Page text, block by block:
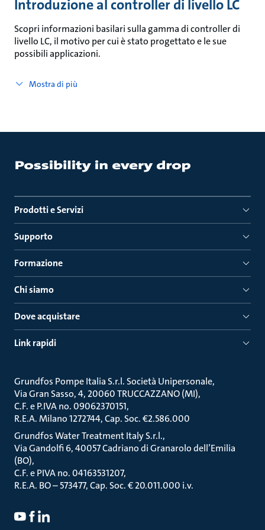
Introduzione al controller di livello LC
Scopri informazioni basilari sulla gamma di controller di
livello LC, il motivo per cui è stato progettato e le sue
possibili applicazioni.
Mostra di più
Prodotti e Servizi
Supporto
Formazione
Chi siamo
Dove acquistare
Link rapidi
Grundfos Pompe Italia S.r.l. Società Unipersonale
Via Gran Sasso, 4, 20060 TRUCCAZZANO (MI)
C.F. e P.IVA no. 09062370151
R.E.A. Milano 1272744, Cap. Soc. €2.586.000
Grundfos Water Treatment Italy S.r.l.
Via Gandolfi 6, 40057 Cadriano di Granarolo dell’Emilia
(BO)
C.F. e PIVA no. 04163531207
R.E.A. BO – 573477, Cap. Soc. € 20.011.000 i.v.